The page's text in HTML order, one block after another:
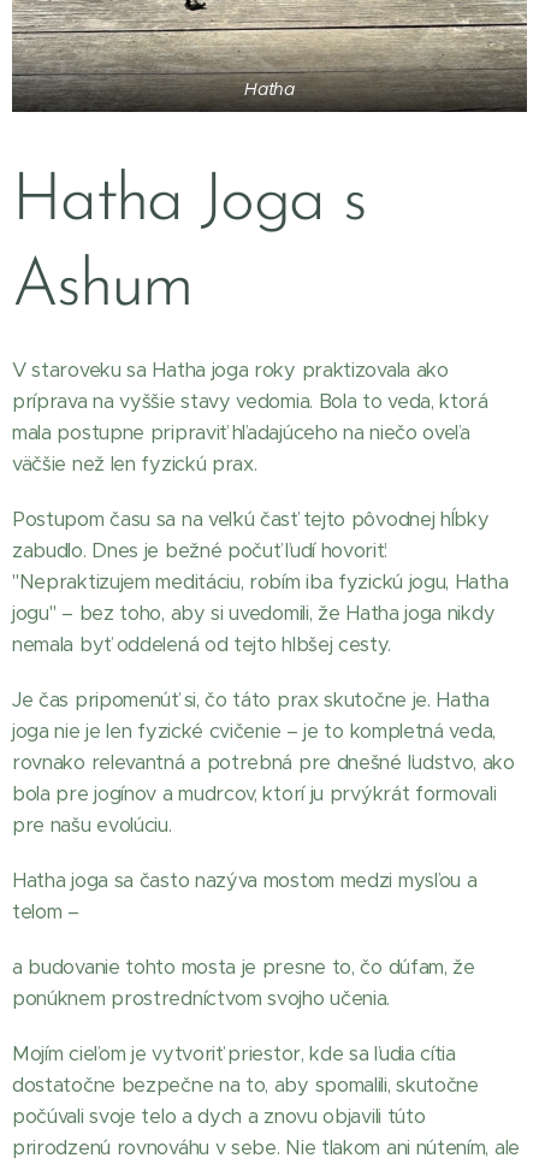
Hatha
Hatha Joga s
Ashum
V staroveku sa Hatha joga roky praktizovala ako
príprava na vyššie stavy vedomia. Bola to veda, ktorá
mala postupne pripraviť hľadajúceho na niečo oveľa
väčšie než len fyzickú prax.
Postupom času sa na veľkú časť tejto pôvodnej hĺbky
zabudlo. Dnes je bežné počuť ľudí hovoriť:
"Nepraktizujem meditáciu, robím iba fyzickú jogu, Hatha
jogu" – bez toho, aby si uvedomili, že Hatha joga nikdy
nemala byť oddelená od tejto hlbšej cesty.
Je čas pripomenúť si, čo táto prax skutočne je. Hatha
joga nie je len fyzické cvičenie – je to kompletná veda,
rovnako relevantná a potrebná pre dnešné ľudstvo, ako
bola pre jogínov a mudrcov, ktorí ju prvýkrát formovali
pre našu evolúciu.
Hatha joga sa často nazýva mostom medzi mysľou a
telom –
a budovanie tohto mosta je presne to, čo dúfam, že
ponúknem prostredníctvom svojho učenia.
Mojím cieľom je vytvoriť priestor, kde sa ľudia cítia
dostatočne bezpečne na to, aby spomalili, skutočne
počúvali svoje telo a dych a znovu objavili túto
prirodzenú rovnováhu v sebe. Nie tlakom ani nútením, ale